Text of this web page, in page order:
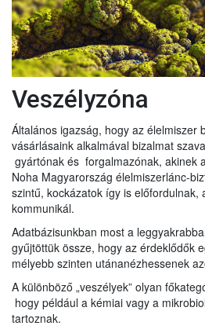
Veszélyzóna
Általános igazság, hogy az élelmiszer
vásárlásaink alkalmával bizalmat
gyártónak és forgalmazónak, akinek
Noha Magyarország élelmiszerlánc-
szintű, kockázatok így is előfordulnak,
kommunikál.
Adatbázisunkban most a
gyűjtöttük össze, hogy az érdeklődők
mélyebb szinten utánanézhessenek
A különböző „veszélyek” olyan
hogy például a kémiai vagy a
tartoznak.